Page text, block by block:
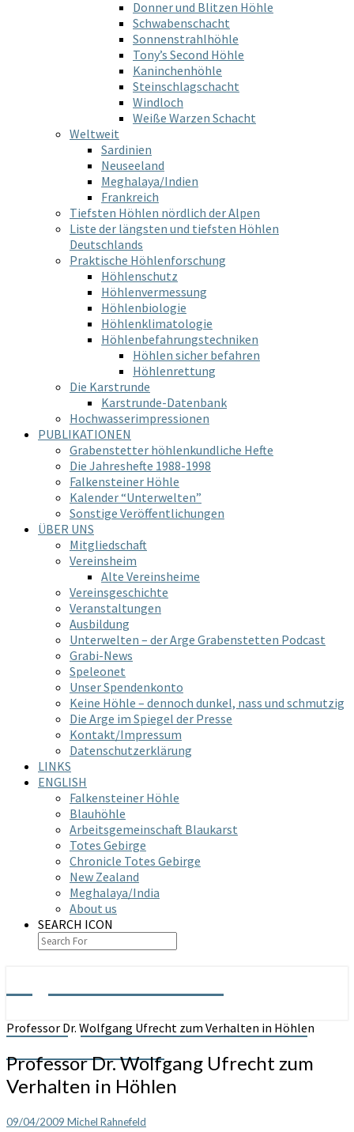
Donner und Blitzen Höhle
Schwabenschacht
Sonnenstrahlhöhle
Tony’s Second Höhle
Kaninchenhöhle
Steinschlagschacht
Windloch
Weiße Warzen Schacht
Weltweit
Sardinien
Neuseeland
Meghalaya/Indien
Frankreich
Tiefsten Höhlen nördlich der Alpen
Liste der längsten und tiefsten Höhlen
Deutschlands
Praktische Höhlenforschung
Höhlenschutz
Höhlenvermessung
Höhlenbiologie
Höhlenklimatologie
Höhlenbefahrungstechniken
Höhlen sicher befahren
Höhlenrettung
Die Karstrunde
Karstrunde-Datenbank
Hochwasserimpressionen
PUBLIKATIONEN
Grabenstetter höhlenkundliche Hefte
Die Jahreshefte 1988-1998
Falkensteiner Höhle
Kalender “Unterwelten”
Sonstige Veröffentlichungen
ÜBER UNS
Mitgliedschaft
Vereinsheim
Alte Vereinsheime
Vereinsgeschichte
Veranstaltungen
Ausbildung
Unterwelten – der Arge Grabenstetten Podcast
Grabi-News
Speleonet
Unser Spendenkonto
Keine Höhle – dennoch dunkel, nass und schmutzig
Die Arge im Spiegel der Presse
Kontakt/Impressum
Datenschutzerklärung
LINKS
ENGLISH
Falkensteiner Höhle
Blauhöhle
Arbeitsgemeinschaft Blaukarst
Totes Gebirge
Chronicle Totes Gebirge
New Zealand
Meghalaya/India
About us
SEARCH ICON
Arbeitsgemeinschaft Höhle & Karst
Professor Dr. Wolfgang Ufrecht zum Verhalten in Höhlen
Professor Dr. Wolfgang Ufrecht zum
Verhalten in Höhlen
09/04/2009 Michel Rahnefeld